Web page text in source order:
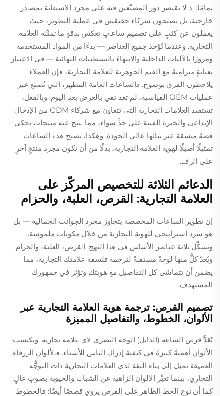
تمامًا: إذ لا يقتصر دور المصنّعين فيه على مجرد الاستعانة بمصادر
خارجية، بل يصبحون شركاء حقيقيين في عملية التطوير، حيث
يعملون عن كثبٍ على تصميم ساعاتٍ تعكس بدقةٍ ما تمثّله العلامة
التجارية. وعندما تُؤخذ جميع العناصر — بدءًا من المواد المستخدمة
ومرورًا بالآليات الداخلية والانتهاءً بالتشطيبات النهائية — في الاعتبار
بعنايةٍ متزامنةً مع القيم الجوهرية للعلامة التجارية، فإن العملاء
يلاحظون الفرق بوضوح. فالساعات العامة المظهر، التي تُصنع عبر
عمليات OEM القياسية، لم تعد تفي بالغرض بعد اليوم. وبالفعل،
تستفيد العلامات التجارية التي تتعاون مع شركاء ODM من الإدخال
الإبداعي والخبرة الفنية على حدٍّ سواء، مما ينتج عنه منتجات تحكي
قصةً متسقةً عبر بنائها عالي الجودة. وهكذا، تصبح هذه الساعات
تمثيلًا أصيلًا لهوية العلامة التجارية، بدلًا من أن تكون مجرد منتجٍ آخرٍ
على الرف.
الدعائم الثلاثة للتخصيص المركّز على
العلامة التجارية: القرص، العلبة، والحزام
إن تطوير الساعات المخصصة يتجاوز مجرد الجوانب الجمالية — بل
هو سرد استراتيجي للهوية التجارية من خلال مكونات ملموسة.
وتشكّل ثلاثة عناصر الأساس في هذا النهج: القرص، العلبة، والحزام.
ويُعدّ كلٌّ منها لوحةً مستقلةً لترجمة فلسفة علامتك التجارية، مما
يضمن أن تتماشى كل التفاصيل مع هويتك وتؤثر في جمهورك
المستهدف.
تصميم القرص: ترجمة هوية العلامة التجارية عبر
الألوان، الخطوط، والتفاصيل المميزة
يُعَدُّ قرص الساعة (الدايل) الوجه البصري لأي علامة تجارية. وتكتسب
الألوان أهميةً كبيرةً في كيفية إدراك الناس للأشياء. فالألوان الزرقاء
العميقة تميل إلى بناء الثقة لدى العلامات التجارية ذات التوجُّه
التجاري، بينما تعبِّر الألوان الزاهية عن الشباب والحيوية بصوتٍ عالٍ.
كما أن نوع الخط الظاهر على القرص يروي قصصًا أيضًا: فالخطوط